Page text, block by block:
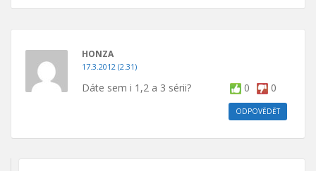
HONZA
17.3.2012 (2.31)
0 0
Dáte sem i 1,2 a 3 sérii?
ODPOVĚDĚT